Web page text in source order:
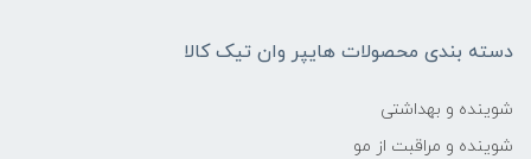
دسته بندی محصولات هایپر وان تیک کالا
شوینده و بهداشتی
شوینده و مراقبت از مو